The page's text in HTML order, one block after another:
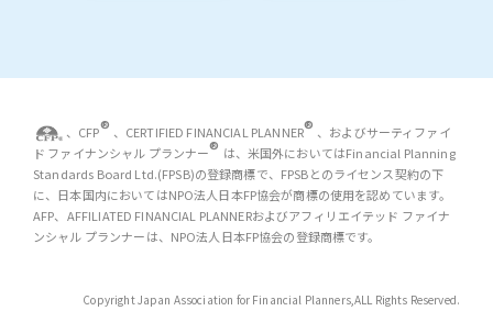
、CFP® 、CERTIFIED FINANCIAL PLANNER® 、およびサーティファイ
ド ファイナンシャル プランナー® は、米国外においてはFinancial Planning
Standards Board Ltd.(FPSB)の登録商標で、FPSBとのライセンス契約の下
に、日本国内においてはNPO法人日本FP協会が商標の使用を認めています。
AFP、AFFILIATED FINANCIAL PLANNERおよびアフィリエイテッド ファイナ
ンシャル プランナーは、NPO法人日本FP協会の登録商標です。
Copyright Japan Association for Financial Planners, ALL Rights Reserved.